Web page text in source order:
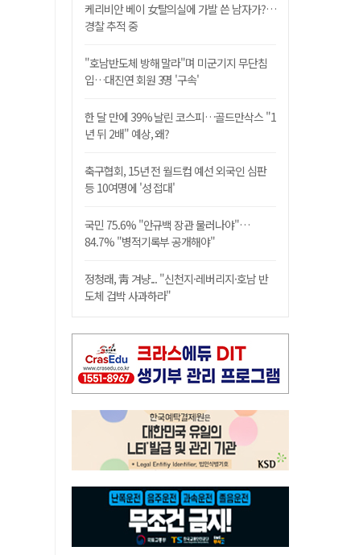
케리비안 베이 女탈의실에 가발 쓴 남자가?…
경찰 추적 중
"호남반도체 방해 말라"며 미군기지 무단침
입…대진연 회원 3명 '구속'
한 달 만에 39% 날린 코스피…골드만삭스 "1
년 뒤 2배" 예상, 왜?
축구협회, 15년 전 월드컵 예선 외국인 심판
등 10여명에 '성 접대'
국민 75.6% "안규백 장관 물러나야"…
84.7% "병적기록부 공개해야"
정청래, 靑 겨냥... "신천지·레버리지·호남 반
도체 겁박 사과하라"